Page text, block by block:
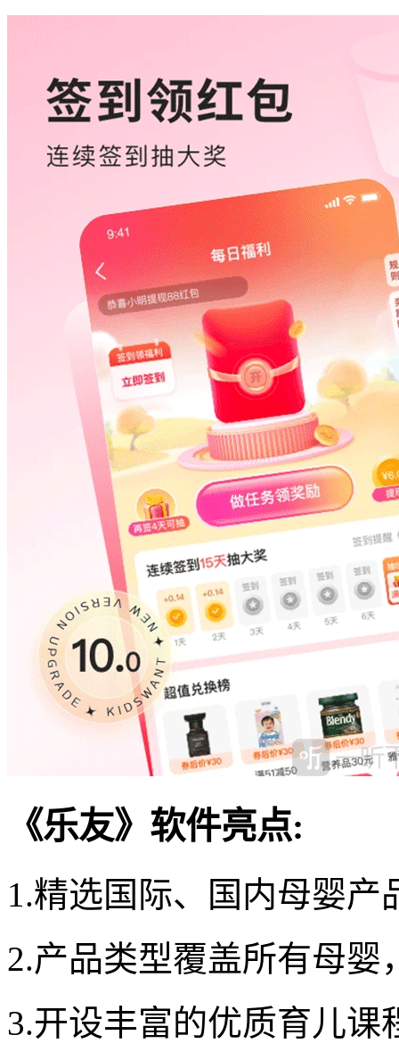
《乐友》软件亮点:
1.精选国际、国内母婴产
2.产品类型覆盖所有母婴
3.开设丰富的优质育儿课